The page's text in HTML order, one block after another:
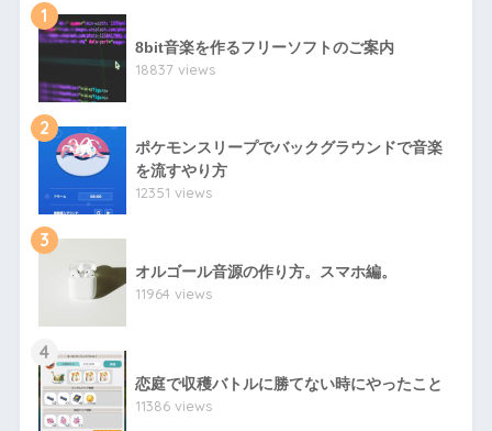
1
8bit音楽を作るフリーソフトのご案内
18837 views
2
ポケモンスリープでバックグラウンドで音楽
を流すやり方
12351 views
3
オルゴール音源の作り方。スマホ編。
11964 views
4
恋庭で収穫バトルに勝てない時にやったこと
11386 views